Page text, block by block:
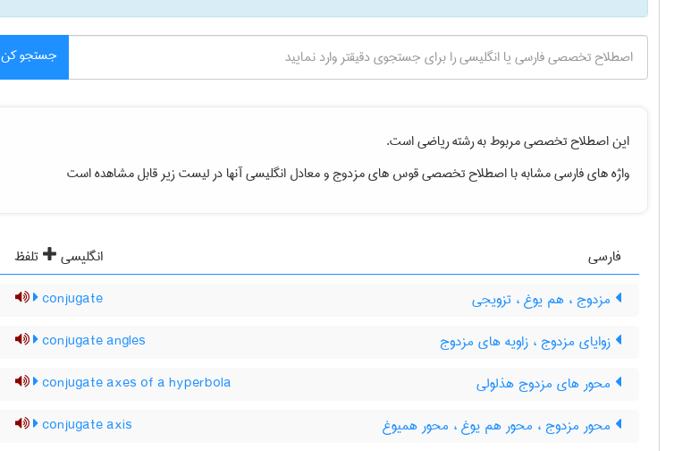
جستجو کن
این اصطلاح تخصصی مربوط به رشتهرياضیاست.
واژه های فارسی مشابه با اصطلاح تخصصیقوس های مزدوجو معادل انگلیسی آنها در لیست زیر قابل مشاهده است
فارسی انگلیسی
تلفظ
مزدوج ، هم یوغ ، تزویجی
conjugate
زوایای مزدوج ، زاویه های مزدوج conjugate angles
محور های مزدوج هذلولی conjugate axes of a hyperbola
محور مزدوج ، محور هم یوغ ، محور همیوغ conjugate axis